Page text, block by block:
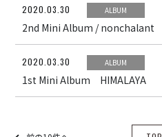
ROCO
ray.(光)
五条院凌
Rainboy
NEMOTROUBOLTER
BimBamBoom
2020.03.30 ALBUM
2nd Mini Album / nonchalant
2020.03.30 ALBUM
1st Mini Album HIMALAYA